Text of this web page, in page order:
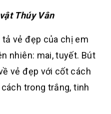
Thúy Vân
tả vẻ đẹp của chị em
nhiên: mai, tuyết. Bút
vẻ đẹp với cốt cách
trong trắng, tinh